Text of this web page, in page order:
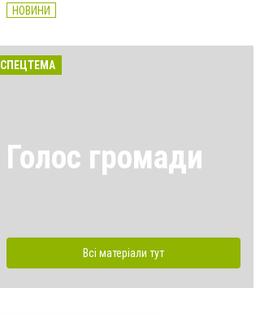
НОВИНИ
СПЕЦТЕМА
Голос громади
Всі матеріали тут